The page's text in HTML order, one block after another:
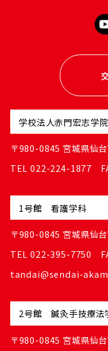
学校法人赤門宏志学院
〒980-0845 宮城県仙
TEL 022-224-1877
1号館 看護学科
〒980-0845 宮城県仙
TEL 022-395-7750
tandai@sendai-
2号館 鍼灸手技療法
〒980-0845 宮城県仙